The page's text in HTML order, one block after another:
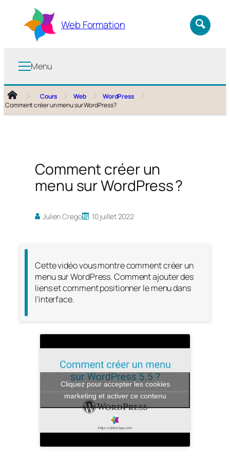
contenu
Web Formation
Menu
Cours Web
WordPress
Comment créer un menu sur WordPress ?
Comment créer un
menu sur WordPress ?
Julien Crego 10 juillet 2022
Cette vidéo vous montre comment créer un
menu sur WordPress. Comment ajouter des
liens et comment positionner le menu dans
l’interface.
Cliquez pour accepter les cookies
marketing et activer ce contenu